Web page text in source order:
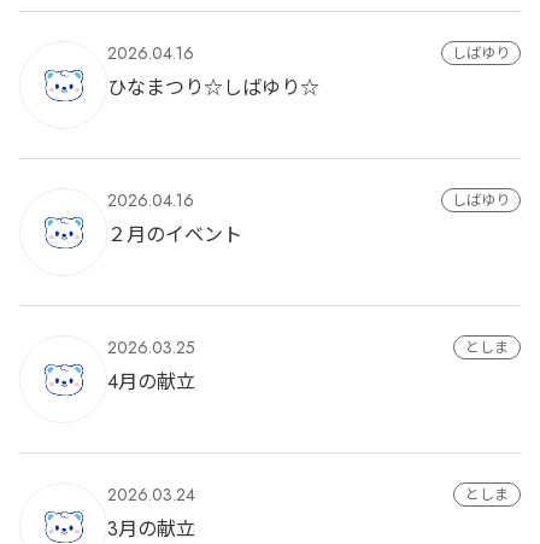
2026.04.16 しばゆり
ひなまつり☆しばゆり☆
2026.04.16 しばゆり
２月のイベント
2026.03.25 としま
4月の献立
2026.03.24 としま
3月の献立